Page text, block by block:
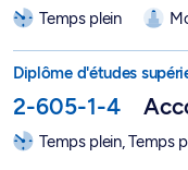
Temps plein
DESS en musique -
Diplôme d'études
2-605-1-4
Temps plein, Temps